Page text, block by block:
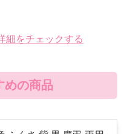
細をチェックする
めの商品